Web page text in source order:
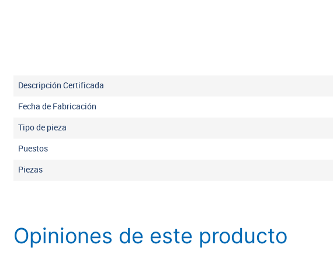
Descripción Certificada
Fecha de Fabricación
Tipo de pieza
Puestos
Piezas
Opiniones de este producto